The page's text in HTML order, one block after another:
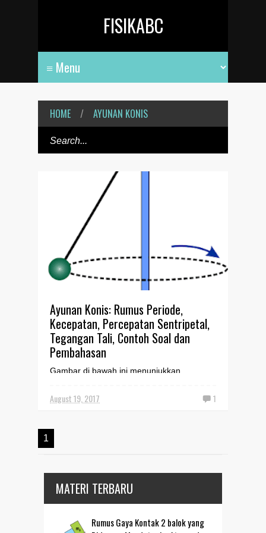
FISIKABC
HOME / AYUNAN KONIS
Ayunan Konis: Rumus Periode,
Kecepatan, Percepatan Sentripetal,
Tegangan Tali, Contoh Soal dan
Pembahasan
Gambar di bawah ini menunjukkan
ayunan kerucut. Permainan t...
August 19, 2017 1
1
MATERI TERBARU
Rumus Gaya Kontak 2 balok yang